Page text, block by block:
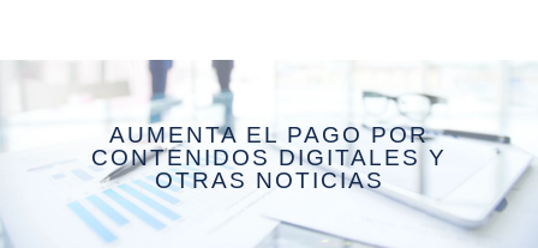
AUMENTA EL PAGO POR
CONTENIDOS DIGITALES Y
OTRAS NOTICIAS